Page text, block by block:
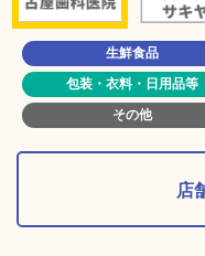
生鮮食品
包装・衣料・日用品等
その他
店